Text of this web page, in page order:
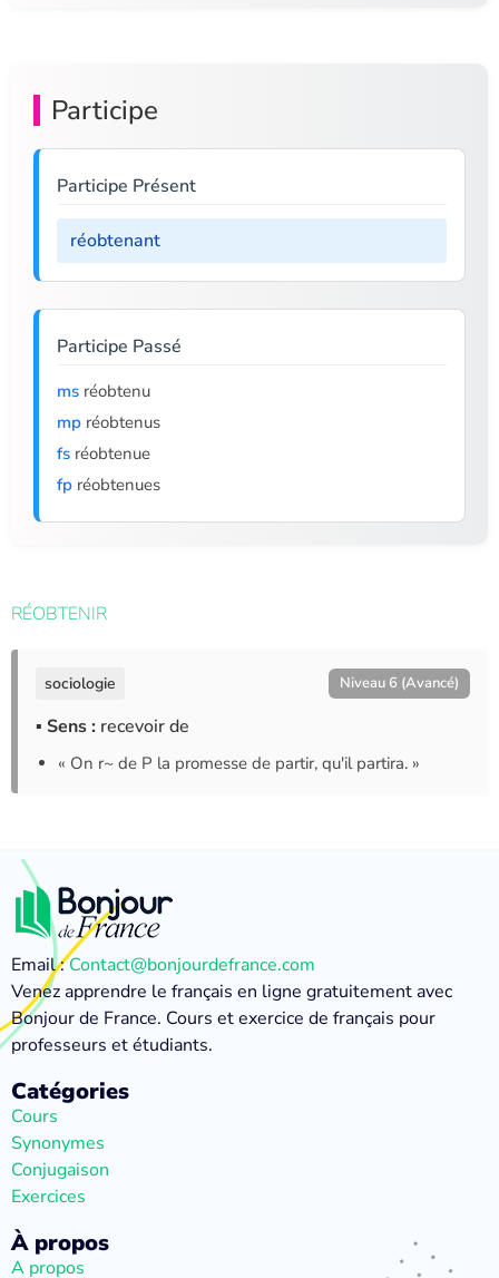
Participe
Participe Présent
réobtenant
Participe Passé
ms réobtenu
mp réobtenus
fs réobtenue
fp réobtenues
RÉOBTENIR
sociologie Niveau 6 (Avancé)
▪ Sens : recevoir de
« On r~ de P la promesse de partir, qu'il partira. »
Email :Contact@bonjourdefrance.com
Venez apprendre le français en ligne gratuitement avec
Bonjour de France. Cours et exercice de français pour
professeurs et étudiants.
Catégories
Cours
Synonymes
Conjugaison
Exercices
À propos
A propos